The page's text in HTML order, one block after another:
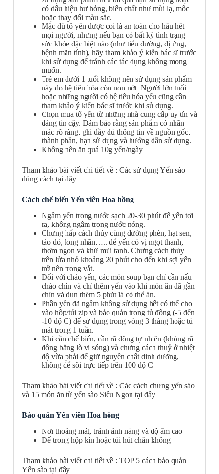
có dấu hiệu hư hỏng, biến chất như mùi lạ, mốc
hoặc thay đổi màu sắc.
Mặc dù tổ yến được coi là an toàn cho hầu hết
mọi người, nhưng nếu bạn có bất kỳ tình trạng
sức khỏe đặc biệt nào (như tiểu đường, dị ứng,
bệnh mãn tính), hãy tham khảo ý kiến bác sĩ trước
khi sử dụng để tránh các tác dụng không mong
muốn.
Trẻ em dưới 1 tuổi không nên sử dụng sản phẩm
này do hệ tiêu hóa còn non nớt. Người lớn tuổi
hoặc những người có hệ tiêu hóa yếu cũng cần
tham khảo ý kiến bác sĩ trước khi sử dụng.
Chọn mua tổ yến từ những nhà cung cấp uy tín và
đáng tin cậy. Đảm bảo rằng sản phẩm có nhãn
mác rõ ràng, ghi đầy đủ thông tin về nguồn gốc,
thành phần, hạn sử dụng và hướng dẫn sử dụng.
Không nên ăn quá 10g yến/ngày
Tham khảo bài viết chi tiết về : Các sử dụng Yến sào
đúng cách tại đây
Cách chế biến Yến viên Hoa hồng
Ngâm yến trong nước sạch 20-30 phút để yến tơi
ra, không ngâm trong nước nóng.
Chưng hấp cách thủy cùng đường phèn, hạt sen,
táo đỏ, long nhãn….. để yến có vị ngọt thanh,
thơm ngon và khử mùi tanh. Chưng cách thủy
trên lửa nhỏ khoảng 20 phút cho đến khi sợi yến
trở nên trong vắt.
Đối với cháo yến, các món soup bạn chỉ cần nấu
cháo chín và chỉ thêm yến vào khi món ăn đã gần
chín và đun thêm 5 phút là có thể ăn.
Phần yến đã ngâm không sử dụng hết có thể cho
vào hộp/túi zip và bảo quản trong tủ đông (-5 đến
-10 độ C) để sử dụng trong vòng 3 tháng hoặc tủ
mát trong 1 tuần.
Khi cần chế biến, cần rã đông tự nhiên (không rã
đông bằng lò vi sóng) và chưng cách thuỷ ở nhiệt
độ vừa phải để giữ nguyên chất dinh dưỡng,
không để sôi trực tiếp trên 100 độ C
Tham khảo bài viết chi tiết về : Các cách chưng yến sào
và 15 món ăn từ yến sào Siêu Ngon tại đây
Bảo quản Yến viên Hoa hồng
Nơi thoáng mát, tránh ánh nắng và độ ẩm cao
Để trong hộp kín hoặc túi hút chân không
Tham khảo bài viết chi tiết về : TOP 5 cách bảo quản
Yến sào tại đây